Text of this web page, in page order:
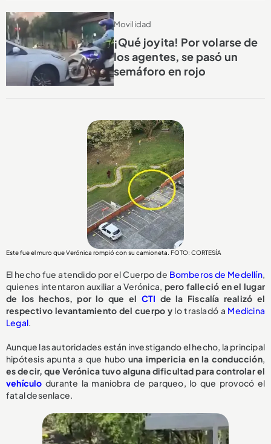
Movilidad
¡Qué joyita! Por volarse de
los agentes, se pasó un
semáforo en rojo
Este fue el muro que Verónica rompió con su camioneta. FOTO: CORTESÍA
El hecho fue atendido por el Cuerpo de Bomberos de Medellín,
quienes intentaron auxiliar a Verónica, pero falleció en el lugar
de los hechos, por lo que el CTI de la Fiscalía realizó el
respectivo levantamiento del cuerpo y lo trasladó a Medicina
Legal.
Aunque las autoridades están investigando el hecho, la principal
hipótesis apunta a que hubo una impericia en la conducción,
es decir, que Verónica tuvo alguna dificultad para controlar el
vehículo durante la maniobra de parqueo, lo que provocó el
fatal desenlace.